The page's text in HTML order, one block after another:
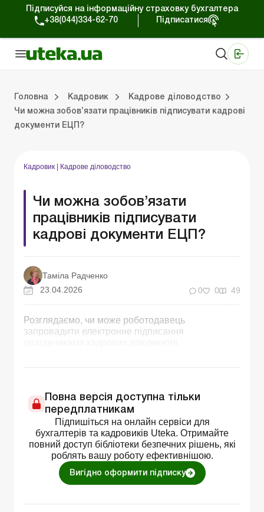
Підписуйся на інформаційну страховку бухгалтера
+38(044)334-62-70
Підписатися
Головна Кадровик
Кадрове діловодство
Чи можна зобов’язати працівників підписувати кадрові
документи ЕЦП?
Кадровик Кадрове діловодство
Чи можна зобов’язати
працівників підписувати
кадрові документи ЕЦП?
Таміла Радченко
23.04.2026
0 0 49
Розглядаємо, чи може роботодавець
запровадити електронне підписання
Повна версія доступна тільки
передплатникам
Підпишіться на онлайн сервіси для
бухгалтерів та кадровиків Uteka. Отримайте
повний доступ бібліотеки безпечних рішень, які
роблять вашу роботу ефективнішою.
Вигідно оформити підписку